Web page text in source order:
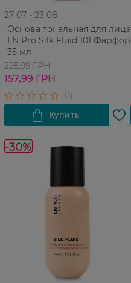
27 07 - 23 08
Основа тональная для лица
LN Pro Silk Fluid 101 Фарфор
35 мл
225,99 ГРН
157,99 ГРН
-30%